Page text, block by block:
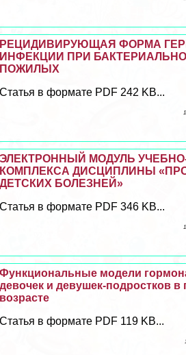
РЕЦИДИВИРУЮЩАЯ ФОРМА
ИНФЕКЦИИ ПРИ
ПОЖИЛЫХ
Статья в формате PDF 242 KB...
ЭЛЕКТРОННЫЙ МОДУЛЬ
КОМПЛЕКСА ДИСЦИПЛИНЫ
ДЕТСКИХ БОЛЕЗНЕЙ»
Статья в формате PDF 346 KB...
Функциональные модели
девочек и дeвyшек-подростков в
возрасте
Статья в формате PDF 119 KB...